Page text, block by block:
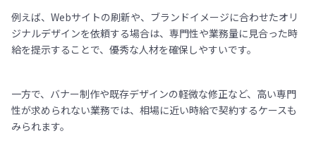
例えば、Webサイトの刷新や、ブランドイメージに合わせたオリ
ジナルデザインを依頼する場合は、専門性や業務量に見合った時
給を提示することで、優秀な人材を確保しやすいです。
一方で、バナー制作や既存デザインの軽微な修正など、高い専門
性が求められない業務では、相場に近い時給で契約するケースも
みられます。